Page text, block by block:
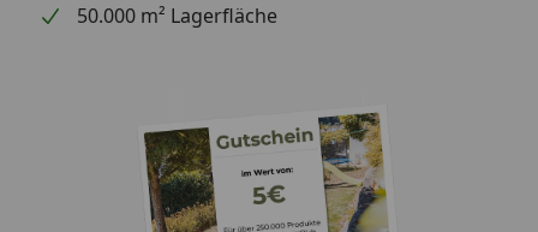
50.000 m² Lagerfläche